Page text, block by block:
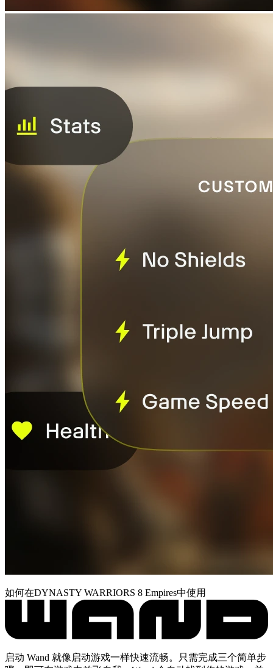
如何在DYNASTY WARRIORS 8 Empires中使用
启动 Wand 就像启动游戏一样快速流畅。只需完成三个简单步